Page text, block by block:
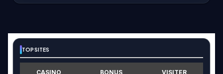
TOP SITES
CASINO BONUS VISITER